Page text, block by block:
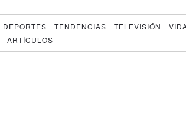
DEPORTES TENDENCIAS TELEVISIÓN
ARTÍCULOS